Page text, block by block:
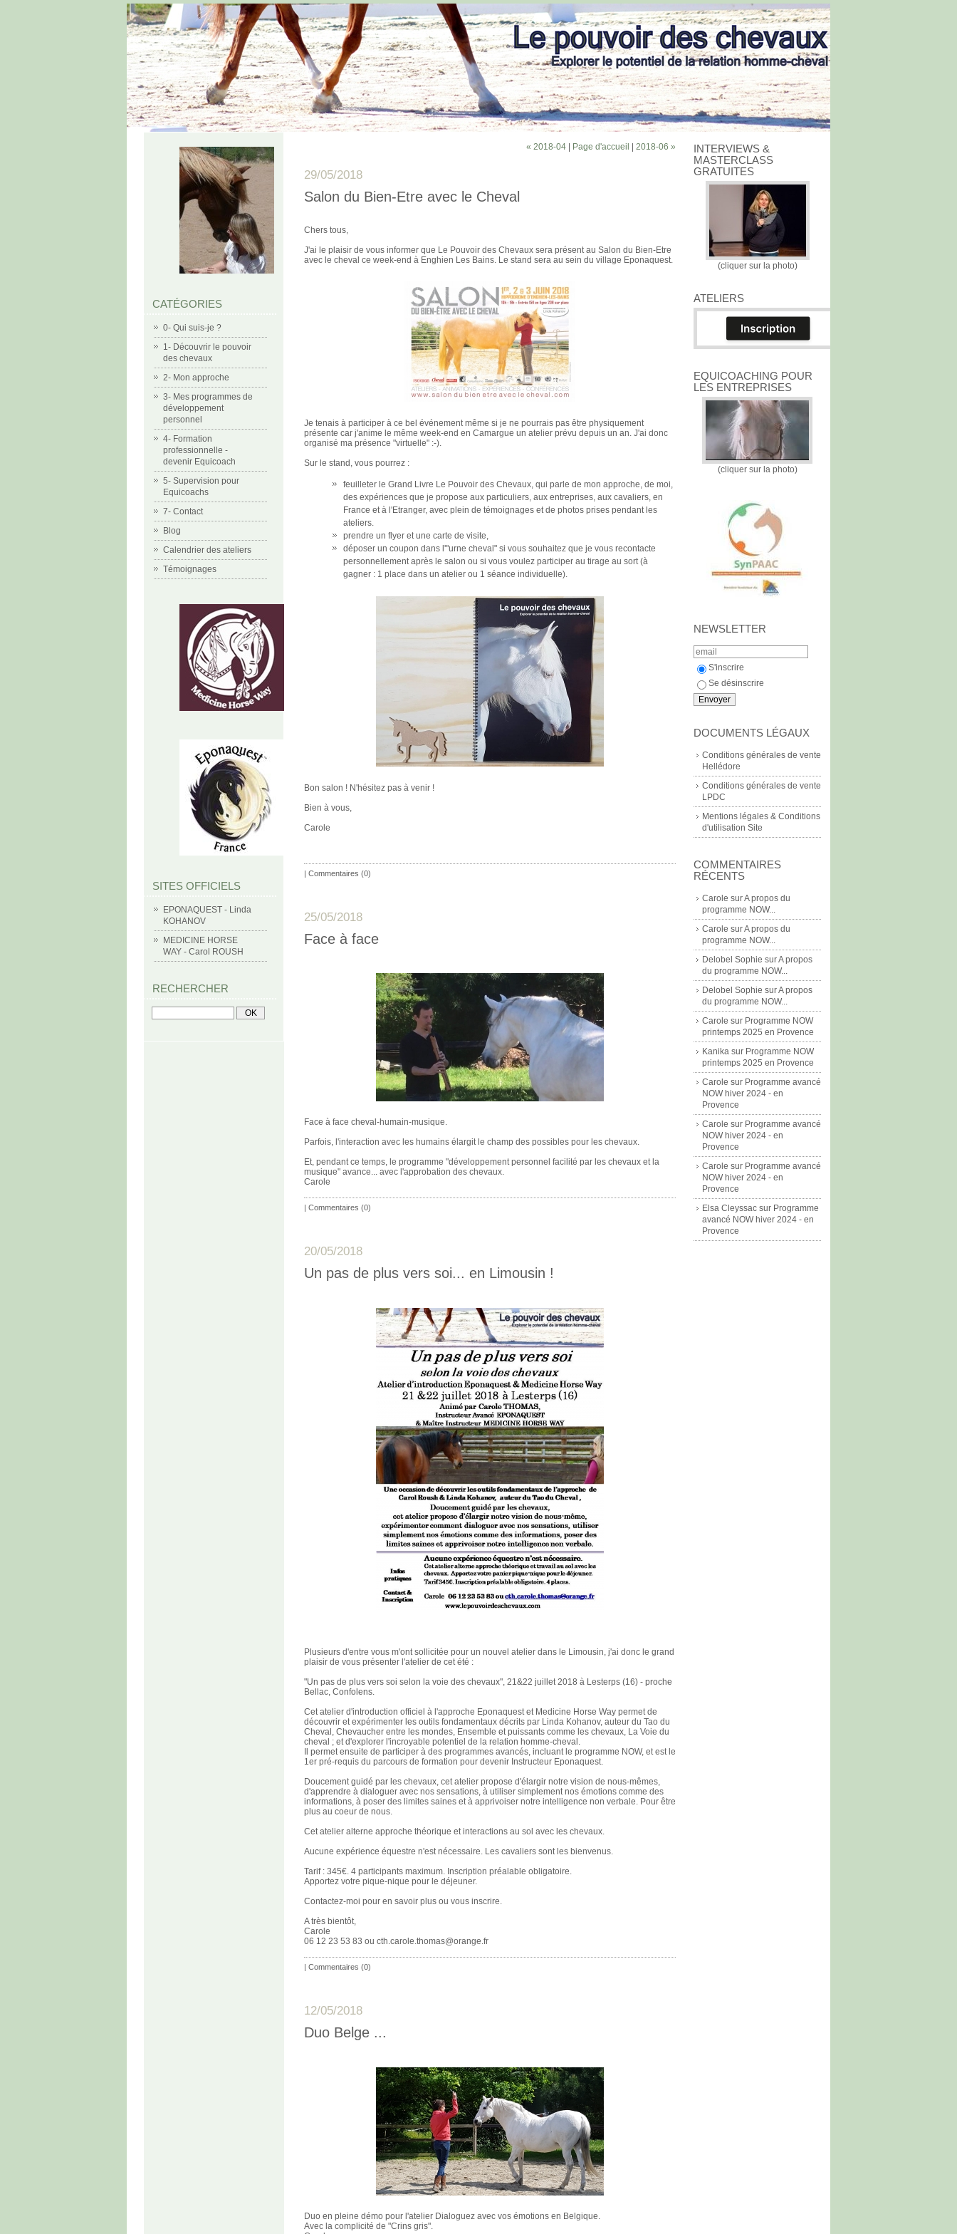
CATÉGORIES
0- Qui suis-je ?
1- Découvrir le pouvoir
des chevaux
2- Mon approche
3- Mes programmes de
développement
personnel
4- Formation
professionnelle -
devenir Equicoach
5- Supervision pour
Equicoachs
7- Contact
Blog
Calendrier des ateliers
Témoignages
SITES OFFICIELS
EPONAQUEST - Linda
KOHANOV
MEDICINE HORSE
WAY - Carol ROUSH
RECHERCHER
INTERVIEWS &
MASTERCLASS
GRATUITES
(cliquer sur la photo)
ATELIERS
EQUICOACHING POUR
LES ENTREPRISES
(cliquer sur la photo)
NEWSLETTER
S'inscrire
Se désinscrire
DOCUMENTS LÉGAUX
Conditions générales de vente
Hellédore
Conditions générales de vente
LPDC
Mentions légales & Conditions
d'utilisation Site
COMMENTAIRES
RÉCENTS
Carole surA propos du
programme NOW...
Carole surA propos du
programme NOW...
Delobel Sophie surA propos
du programme NOW...
Delobel Sophie surA propos
du programme NOW...
Carole sur Programme NOW
printemps 2025 en Provence
Kanika sur Programme NOW
printemps 2025 en Provence
Carole sur Programme avancé
NOW hiver 2024 - en
Provence
Carole sur Programme avancé
NOW hiver 2024 - en
Provence
Carole sur Programme avancé
NOW hiver 2024 - en
Provence
Elsa Cleyssac sur Programme
avancé NOW hiver 2024 - en
Provence
« 2018-04 Page d'accueil 2018-06 »
29/05/2018
Salon du Bien-Etre avec le Cheval
Chers tous,
J'ai le plaisir de vous informer que Le Pouvoir des Chevaux sera présent au Salon du Bien-Etre
avec le cheval ce week-end à Enghien Les Bains. Le stand sera au sein du village Eponaquest.
Je tenais à participer à ce bel événement même si je ne pourrais pas être physiquement
présente car j'anime le même week-end en Camargue un atelier prévu depuis un an. J'ai donc
organisé ma présence "virtuelle" :-).
Sur le stand, vous pourrez :
feuilleter le Grand Livre Le Pouvoir des Chevaux, qui parle de mon approche, de moi,
des expériences que je propose aux particuliers, aux entreprises, aux cavaliers, en
France et à l'Etranger, avec plein de témoignages et de photos prises pendant les
ateliers.
prendre un flyer et une carte de visite,
déposer un coupon dans l'"urne cheval" si vous souhaitez que je vous recontacte
personnellement après le salon ou si vous voulez participer au tirage au sort (à
gagner : 1 place dans un atelier ou 1 séance individuelle).
Bon salon ! N'hésitez pas à venir !
Bien à vous,
Carole
| Commentaires (0)
25/05/2018
Face à face
Face à face cheval-humain-musique.
Parfois, l'interaction avec les humains élargit le champ des possibles pour les chevaux.
Et, pendant ce temps, le programme "développement personnel facilité par les chevaux et la
musique" avance... avec l'approbation des chevaux.
Carole
Commentaires (0)
20/05/2018
Un pas de plus vers soi... en Limousin !
Plusieurs d'entre vous m'ont sollicitée pour un nouvel atelier dans le Limousin, j'ai donc le grand
plaisir de vous présenter l'atelier de cet été :
"Un pas de plus vers soi selon la voie des chevaux", 21&22 juillet 2018 à Lesterps (16) - proche
Bellac, Confolens.
Cet atelier d'introduction officiel à l'approche Eponaquest et Medicine Horse Way permet de
découvrir et expérimenter les outils fondamentaux décrits par Linda Kohanov, auteur du Tao du
Cheval, Chevaucher entre les mondes, Ensemble et puissants comme les chevaux, La Voie du
cheval ; et d'explorer l'incroyable potentiel de la relation homme-cheval.
Il permet ensuite de participer à des programmes avancés, incluant le programme NOW, et est le
1er pré-requis du parcours de formation pour devenir Instructeur Eponaquest.
Doucement guidé par les chevaux, cet atelier propose d'élargir notre vision de nous-mêmes,
d'apprendre à dialoguer avec nos sensations, à utiliser simplement nos émotions comme des
informations, à poser des limites saines et à apprivoiser notre intelligence non verbale. Pour être
plus au coeur de nous.
Cet atelier alterne approche théorique et interactions au sol avec les chevaux.
Aucune expérience équestre n'est nécessaire. Les cavaliers sont les bienvenus.
Tarif : 345€. 4 participants maximum. Inscription préalable obligatoire.
Apportez votre pique-nique pour le déjeuner.
Contactez-moi pour en savoir plus ou vous inscrire.
A très bientôt,
Carole
06 12 23 53 83 ou cth.carole.thomas@orange.fr
| Commentaires (0)
12/05/2018
Duo Belge ...
Duo en pleine démo pour l'atelier Dialoguez avec vos émotions en Belgique.
Avec la complicité de "Crins gris".